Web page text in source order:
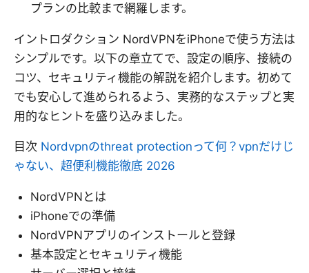
プランの比較まで網羅します。
イントロダクション NordVPNをiPhoneで使う方法は
シンプルです。以下の章立てで、設定の順序、接続の
コツ、セキュリティ機能の解説を紹介します。初めて
でも安心して進められるよう、実務的なステップと実
用的なヒントを盛り込みました。
目次 Nordvpnのthreat protectionって何？vpnだけじ
ゃない、超便利機能徹底 2026
NordVPNとは
iPhoneでの準備
NordVPNアプリのインストールと登録
基本設定とセキュリティ機能